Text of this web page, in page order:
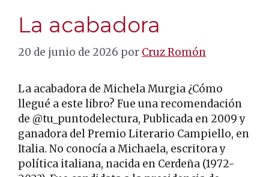
La acabadora
20 de junio de 2026 por Cruz Romón
La acabadora de Michela Murgia ¿Cómo
llegué a este libro? Fue una recomendación
de @tu_puntodelectura, Publicada en 2009 y
ganadora del Premio Literario Campiello, en
Italia. No conocía a Michaela, escritora y
política italiana, nacida en Cerdeña (1972-